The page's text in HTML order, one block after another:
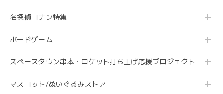
名探偵コナン特集
ボードゲーム
スペースタウン串本・ロケット打ち上げ応援プロジェクト
マスコット/ぬいぐるみストア